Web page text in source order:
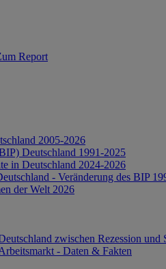
Report
2005-2026
Deutschland 1991-2025
in Deutschland 2024-2026
- Veränderung des BIP
der Welt 2026
zwischen Rezession und
- Daten & Fakten